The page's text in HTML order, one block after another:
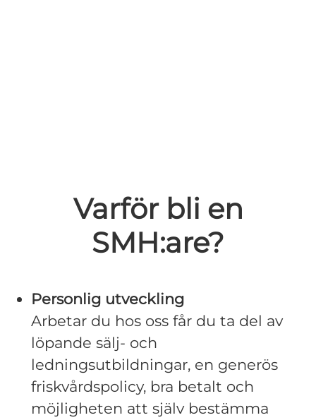
Varför bli en
SMH:are?
Personlig utveckling
Arbetar du hos oss får du ta del av
löpande sälj- och
ledningsutbildningar, en generös
friskvårdspolicy, bra betalt och
möjligheten att själv bestämma